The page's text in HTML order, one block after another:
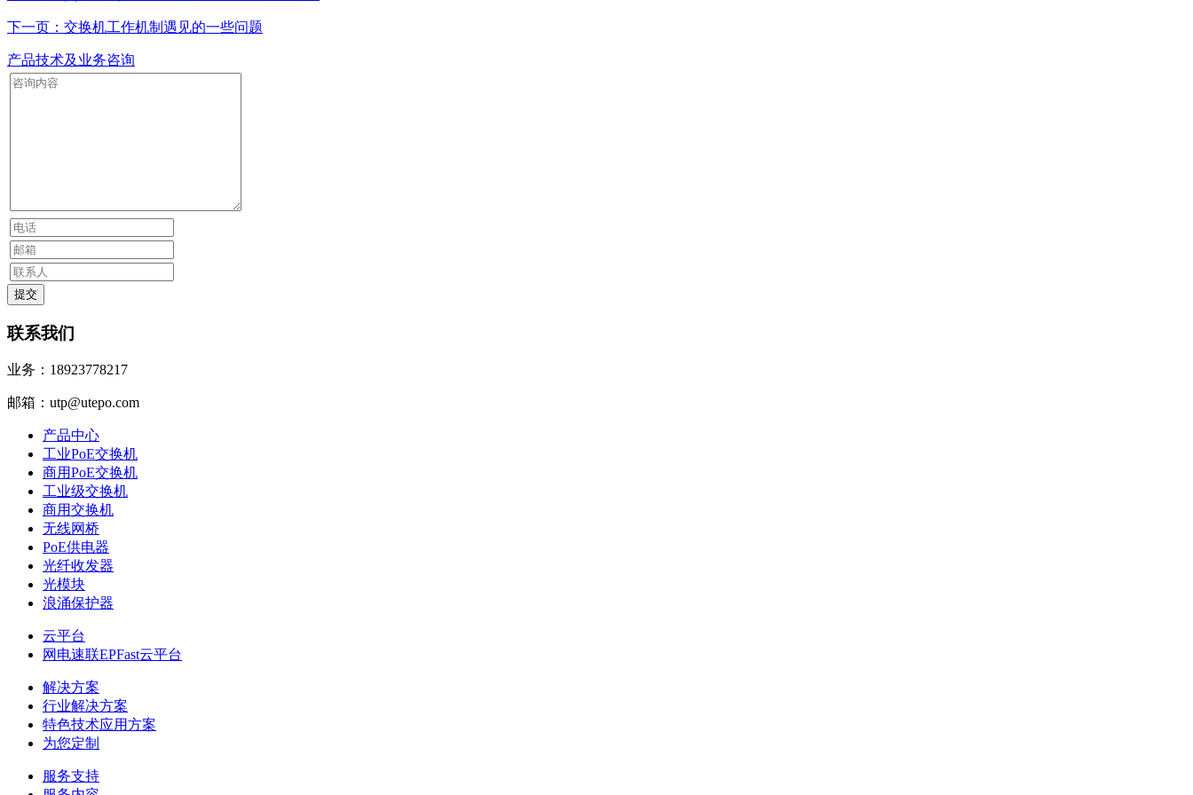
下一页：交换机工作机制遇见的一些问题
产品技术及业务咨询
联系我们
业务：18923778217
邮箱：utp@utepo.com
产品中心
工业PoE交换机
商用PoE交换机
工业级交换机
商用交换机
无线网桥
PoE供电器
光纤收发器
光模块
浪涌保护器
云平台
网电速联EPFast云平台
解决方案
行业解决方案
特色技术应用方案
为您定制
服务支持